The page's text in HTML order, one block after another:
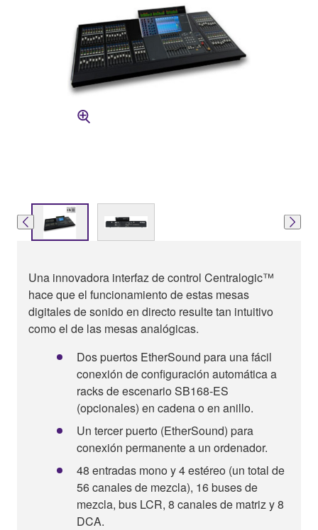
Una innovadora interfaz de control Centralogic™
hace que el funcionamiento de estas mesas
digitales de sonido en directo resulte tan intuitivo
como el de las mesas analógicas.
Dos puertos EtherSound para una fácil
conexión de configuración automática a
racks de escenario SB168-ES
(opcionales) en cadena o en anillo.
Un tercer puerto (EtherSound) para
conexión permanente a un ordenador.
48 entradas mono y 4 estéreo (un total de
56 canales de mezcla), 16 buses de
mezcla, bus LCR, 8 canales de matriz y 8
DCA.